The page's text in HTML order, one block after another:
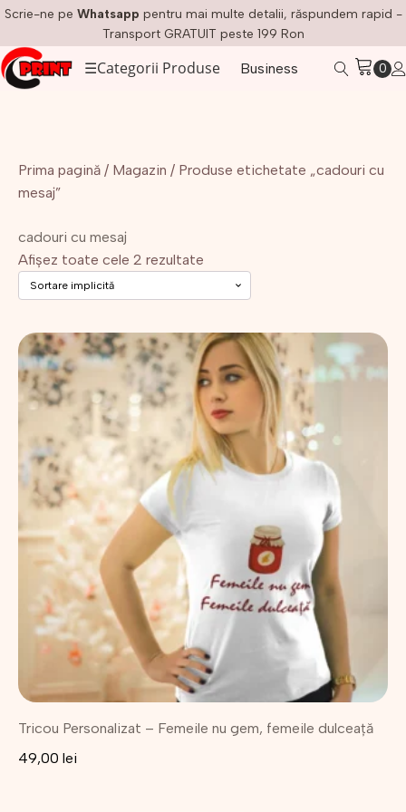
Scrie-ne pe Whatsapp pentru mai multe detalii, răspundem rapid -
Transport GRATUIT peste 199 Ron
☰Categorii Produse Business
Prima pagină / Magazin / Produse etichetate „cadouri cu
mesaj”
cadouri cu mesaj
Afișez toate cele 2 rezultate
Tricou Personalizat – Femeile nu gem, femeile dulceață
49,00 lei
Acest
produs
are
mai
multe
variații.
Opțiunile
pot
alese
pagina
produsului.